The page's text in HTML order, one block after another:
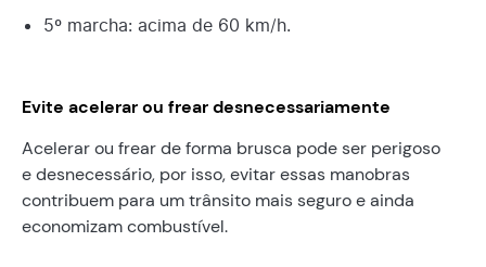
5º marcha: acima de 60 km/h.
Evite acelerar ou frear desnecessariamente
Acelerar ou frear de forma brusca pode ser perigoso
e desnecessário, por isso, evitar essas manobras
contribuem para um trânsito mais seguro e ainda
economizam combustível.